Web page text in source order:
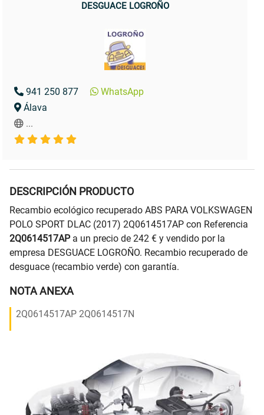
DESGUACE LOGROÑO
941 250 877
WhatsApp
Álava
...
DESCRIPCIÓN PRODUCTO
Recambio ecológico recuperado ABS PARA VOLKSWAGEN
POLO SPORT DLAC (2017) 2Q0614517AP con Referencia
2Q0614517APa un precio de 242 € y vendido por la
empresa DESGUACE LOGROÑO. Recambio recuperado de
desguace (recambio verde) con garantía.
NOTA ANEXA
2Q0614517AP 2Q0614517N